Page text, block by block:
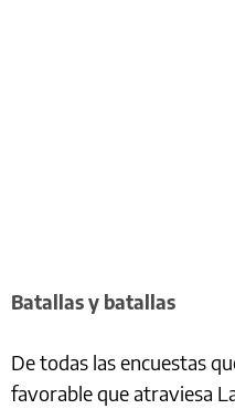
Batallas y batallas
De todas las encuestas
favorable que atraviesa